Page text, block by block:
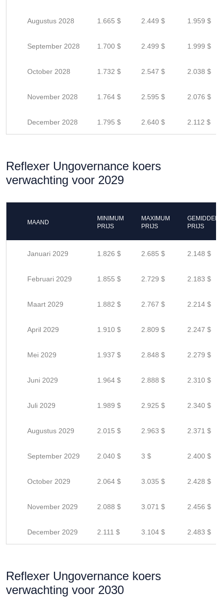
Augustus 2028 1.665 $ 2.449 $ 1.959 $
September 2028 1.700 $ 2.499 $ 1.999 $
October 2028 1.732 $ 2.547 $ 2.038 $
November 2028 1.764 $ 2.595 $ 2.076 $
December 2028 1.795 $ 2.640 $ 2.112 $
Reflexer Ungovernance koers
verwachting voor 2029
MAAND
MINIMUM
PRIJS
MAXIMUM
PRIJS
PRIJS
Januari 2029 1.826 $ 2.685 $ 2.148 $
Februari 2029 1.855 $ 2.729 $ 2.183 $
Maart 2029 1.882 $ 2.767 $ 2.214 $
April 2029 1.910 $ 2.809 $ 2.247 $
Mei 2029 1.937 $ 2.848 $ 2.279 $
Juni 2029 1.964 $ 2.888 $ 2.310 $
Juli 2029 1.989 $ 2.925 $ 2.340 $
Augustus 2029 2.015 $ 2.963 $ 2.371 $
September 2029 2.040 $ 3 $ 2.400 $
October 2029 2.064 $ 3.035 $ 2.428 $
November 2029 2.088 $ 3.071 $ 2.456 $
December 2029 2.111 $ 3.104 $ 2.483 $
Reflexer Ungovernance koers
verwachting voor 2030